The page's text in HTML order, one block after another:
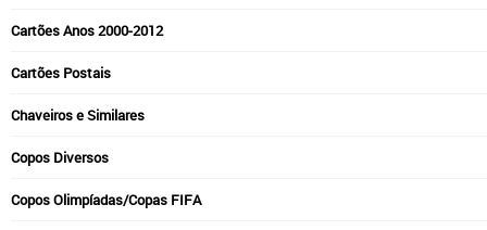
Cartões Anos 2000-2012
Cartões Postais
Chaveiros e Similares
Copos Diversos
Copos Olimpíadas/Copas FIFA